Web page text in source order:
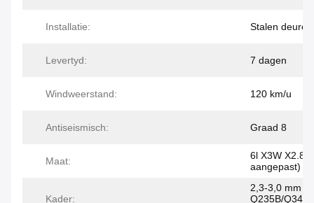
Installatie: Stalen deuren
Levertyd: 7 dagen
Windweerstand: 120 km/u
Antiseismisch: Graad 8
Maat:
6l X3W
aangepast)
Kader:
2,3-3,0 mm
Q235B/